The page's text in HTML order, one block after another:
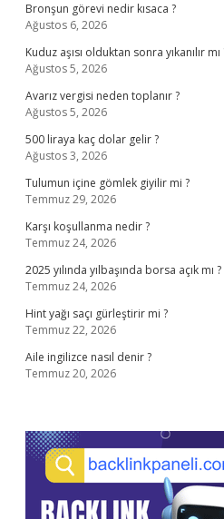
Bronşun görevi nedir kısaca ?
Ağustos 6, 2026
Kuduz aşısı olduktan sonra yıkanılır mı
Ağustos 5, 2026
Avarız vergisi neden toplanır ?
Ağustos 5, 2026
500 liraya kaç dolar gelir ?
Ağustos 3, 2026
Tulumun içine gömlek giyilir mi ?
Temmuz 29, 2026
Karşı koşullanma nedir ?
Temmuz 24, 2026
2025 yılında yılbaşında borsa açık mı ?
Temmuz 24, 2026
Hint yağı saçı gürleştirir mi ?
Temmuz 22, 2026
Aile ingilizce nasıl denir ?
Temmuz 20, 2026